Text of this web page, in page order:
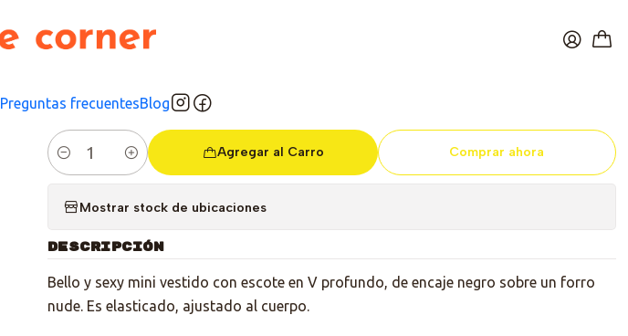
Preguntas frecuentesBlog
Black and Nude
Cantidad
Agregar al Carro Comprar ahora
Mostrar stock de ubicaciones
DESCRIPCIÓN
Bello y sexy mini vestido con escote en V profundo, de encaje negro sobre un forro
nude. Es elasticado, ajustado al cuerpo.